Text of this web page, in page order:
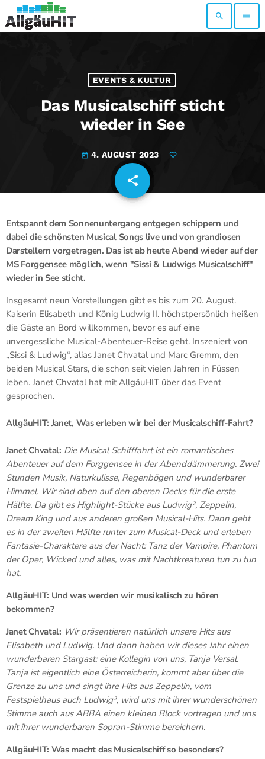
search menu
EVENTS & KULTUR
Das Musicalschiff sticht
wieder in See
today 4. AUGUST 2023
share
email
Entspannt dem Sonnenuntergang entgegen schippern und
dabei die schönsten Musical Songs live und von grandiosen
Darstellern vorgetragen. Das ist ab heute Abend wieder auf der
MS Forggensee möglich, wenn "Sissi & Ludwigs Musicalschiff"
wieder in See sticht.
Insgesamt neun Vorstellungen gibt es bis zum 20. August.
Kaiserin Elisabeth und König Ludwig II. höchstpersönlich heißen
die Gäste an Bord willkommen, bevor es auf eine
unvergessliche Musical-Abenteuer-Reise geht. Inszeniert von
„Sissi & Ludwig“, alias Janet Chvatal und Marc Gremm, den
beiden Musical Stars, die schon seit vielen Jahren in Füssen
leben. Janet Chvatal hat mit AllgäuHIT über das Event
gesprochen.
AllgäuHIT: Janet, Was erleben wir bei der Musicalschiff-Fahrt?
Janet Chvatal: Die Musical Schifffahrt ist ein romantisches
Abenteuer auf dem Forggensee in der Abenddämmerung. Zwei
Stunden Musik, Naturkulisse, Regenbögen und wunderbarer
Himmel. Wir sind oben auf den oberen Decks für die erste
Hälfte. Da gibt es Highlight-Stücke aus Ludwig², Zeppelin,
Dream King und aus anderen großen Musical-Hits. Dann geht
es in der zweiten Hälfte runter zum Musical-Deck und erleben
Fantasie-Charaktere aus der Nacht: Tanz der Vampire, Phantom
der Oper, Wicked und alles, was mit Nachtkreaturen tun zu tun
hat.
AllgäuHIT: Und was werden wir musikalisch zu hören
bekommen?
Janet Chvatal: Wir präsentieren natürlich unsere Hits aus
Elisabeth und Ludwig. Und dann haben wir dieses Jahr einen
wunderbaren Stargast: eine Kollegin von uns, Tanja Versal.
Tanja ist eigentlich eine Österreicherin, kommt aber über die
Grenze zu uns und singt ihre Hits aus Zeppelin, vom
Festspielhaus auch Ludwig², wird uns mit ihrer wunderschönen
Stimme auch aus ABBA einen kleinen Block vortragen und uns
mit ihrer wunderbaren Sopran-Stimme bereichern.
AllgäuHIT: Was macht das Musicalschiff so besonders?